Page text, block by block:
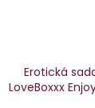
Erotická
LoveBoxxx